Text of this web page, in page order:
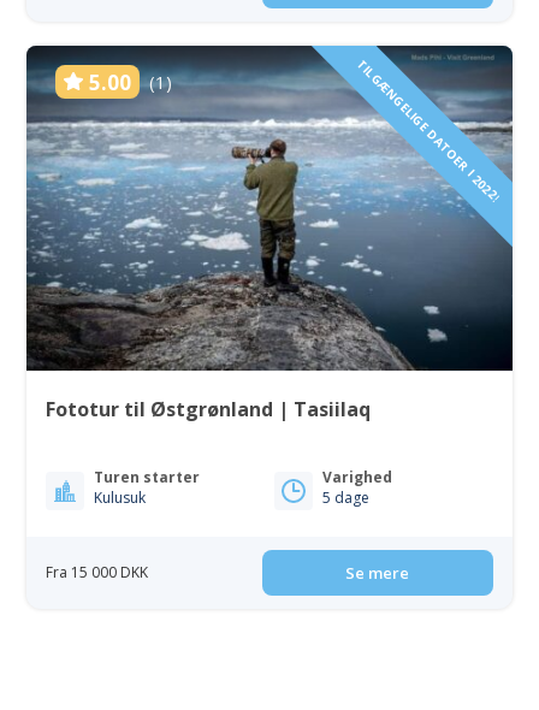
5.00 (1) TILGÆNGELIGE DATOER I 2022!
Fototur til Østgrønland | Tasiilaq
Turen starter
Kulusuk
Varighed
5 dage
Fra 15 000 DKK Se mere